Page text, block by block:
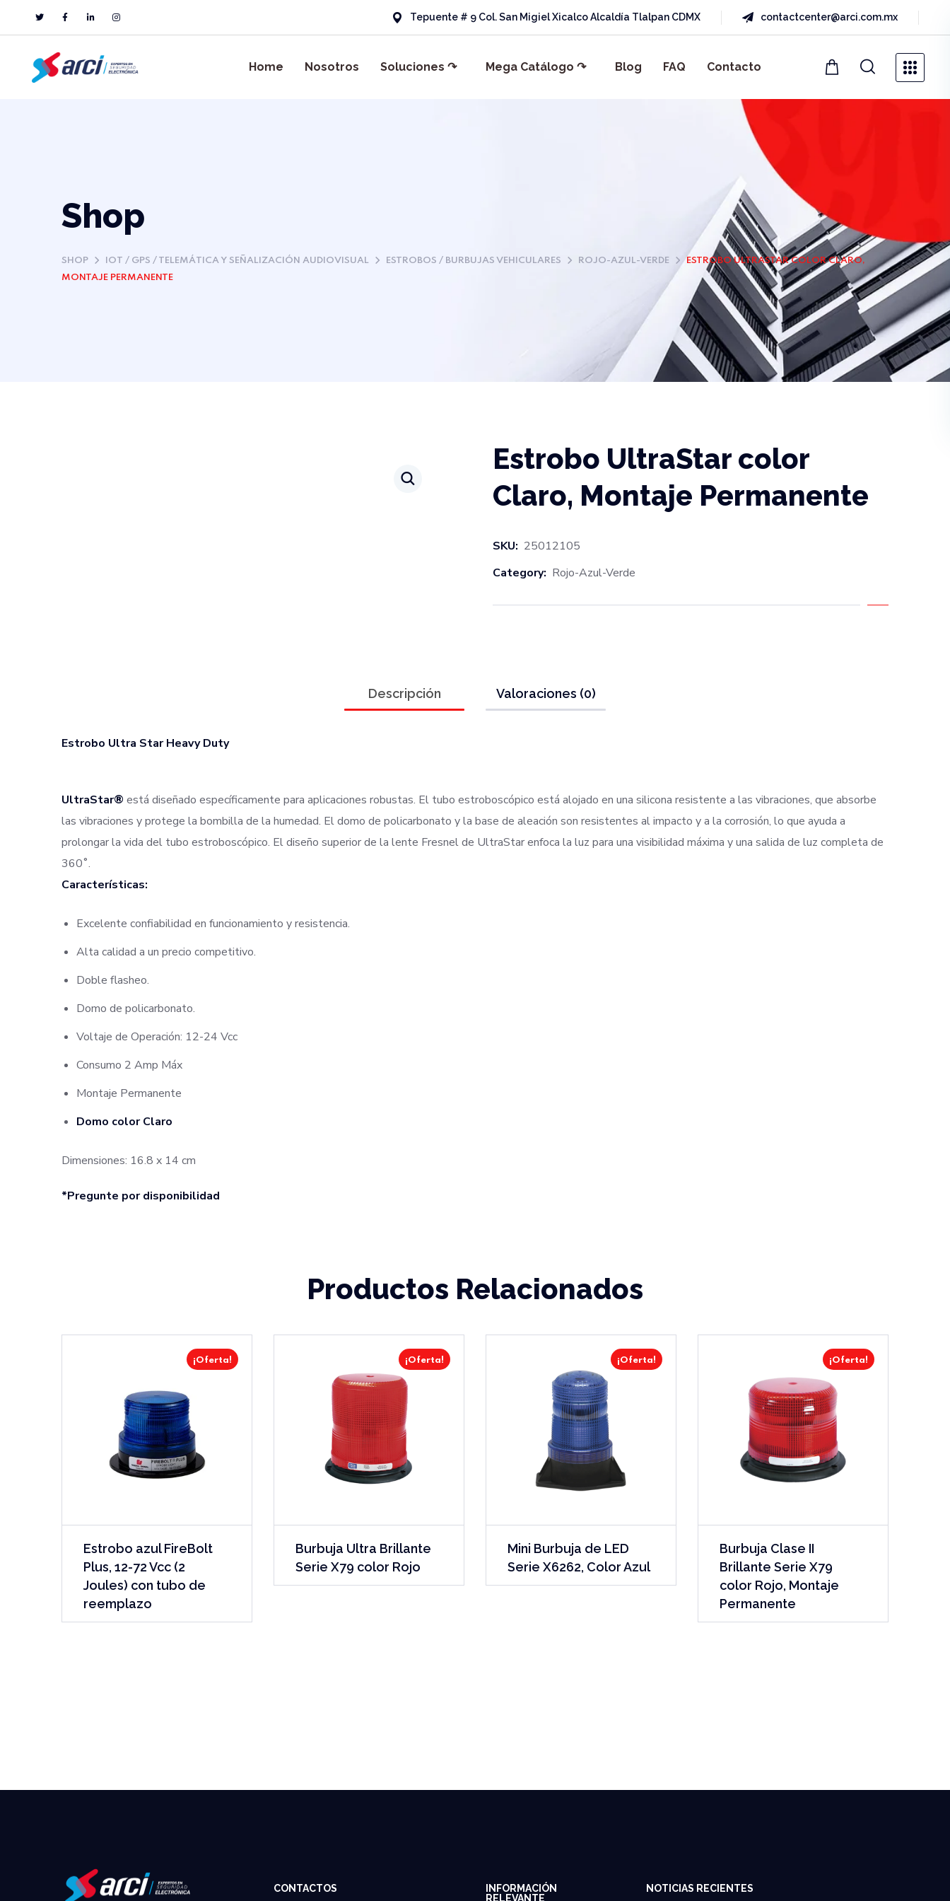
Tepuente # 9 Col. San Migiel Xicalco Alcaldía Tlalpan CDMX contactcenter@arci.com.mx
Home Nosotros Soluciones ↷ Mega Catálogo ↷ Blog FAQ Contacto
Shop
SHOP IOT / GPS / TELEMÁTICA Y SEÑALIZACIÓN AUDIOVISUAL ESTROBOS / BURBUJAS VEHICULARES ROJO-AZUL-VERDE
ESTROBO ULTRASTAR COLOR CLARO,
MONTAJE PERMANENTE
Estrobo UltraStar color
Claro, Montaje Permanente
SKU: 25012105
Category: Rojo-Azul-Verde
Descripción Valoraciones (0)
Estrobo Ultra Star Heavy Duty
UltraStar® está diseñado específicamente para aplicaciones robustas. El tubo estroboscópico está alojado en una silicona resistente a las vibraciones, que absorbe
las vibraciones y protege la bombilla de la humedad. El domo de policarbonato y la base de aleación son resistentes al impacto y a la corrosión, lo que ayuda a
prolongar la vida del tubo estroboscópico. El diseño superior de la lente Fresnel de UltraStar enfoca la luz para una visibilidad máxima y una salida de luz completa de
360˚.
Características:
Excelente confiabilidad en funcionamiento y resistencia.
Alta calidad a un precio competitivo.
Doble flasheo.
Domo de policarbonato.
Voltaje de Operación: 12-24 Vcc
Consumo 2 Amp Máx
Montaje Permanente
Domo color Claro
Dimensiones: 16.8 x 14 cm
*Pregunte por disponibilidad
Productos Relacionados
¡Oferta!
Estrobo azul FireBolt
Plus, 12-72 Vcc (2
Joules) con tubo de
reemplazo
¡Oferta!
Burbuja Ultra Brillante
Serie X79 color Rojo
¡Oferta!
Mini Burbuja de LED
Serie X6262, Color Azul
¡Oferta!
Burbuja Clase II
Brillante Serie X79
color Rojo, Montaje
Permanente
CONTACTOS
INFORMACIÓN
RELEVANTE
NOTICIAS RECIENTES